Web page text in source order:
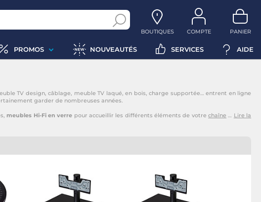
BOUTIQUES COMPTE PANIER
PROMOS NOUVEAUTÉS SERVICES AIDE
TV design, câblage, meuble TV laqué, en bois, charge supportée… entrent en ligne
garder de nombreuses années.
meubles Hi-Fi en verre pour accueillir les différents éléments de votrechaîne … Lire la